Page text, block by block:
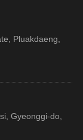
Pluakdaeng,
Gyeonggi-do,